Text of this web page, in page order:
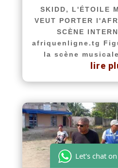
SKIDD, L'ÉTOILE
VEUT PORTER
SCÈNE
afriquenligne.tg
la scène
lire
Let's chat